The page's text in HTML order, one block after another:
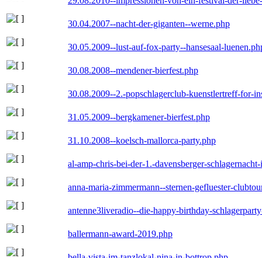
30.04.2007--nacht-der-giganten--werne.php
30.05.2009--lust-auf-fox-party--hansesaal-
30.08.2008--mendener-bierfest.php
30.08.2009--2.-popschlagerclub-kuenstlertreff-for-
31.05.2009--bergkamener-bierfest.php
31.10.2008--koelsch-mallorca-party.php
al-amp-chris-bei-der-1.-davensberger-
anna-maria-zimmermann--sternen-gefluester-
antenne3liveradio--die-happy-birthday-
ballermann-award-2019.php